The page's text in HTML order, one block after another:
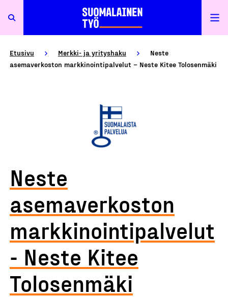
Etusivu Merkki- ja yrityshaku
Neste
asemaverkoston markkinointipalvelut – Neste Kitee Tolosenmäki
Neste
asemaverkoston
markkinointipalvelut
- Neste Kitee
Tolosenmäki